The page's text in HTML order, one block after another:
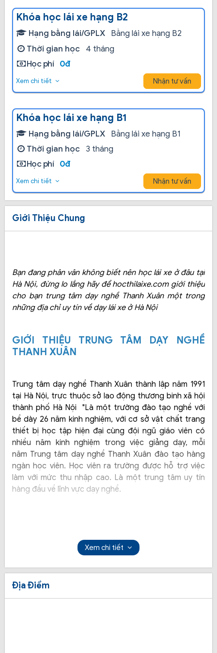
Khóa học lái xe hạng B2
Hạng bằng lái/GPLX
Bằng lái xe hạng B2
Thời gian học
4 tháng
Học phí
0đ
Xem chi tiết Nhận tư vấn
Khóa học lái xe hạng B1
Hạng bằng lái/GPLX
Bằng lái xe hạng B1
Thời gian học
3 tháng
Học phí
0đ
Xem chi tiết Nhận tư vấn
Giới Thiệu Chung
Bạn đang phân vân không biết nên học lái xe ở đâu tại
Hà Nội, đừng lo lắng hãy để hocthilaixe.com giới thiệu
cho bạn trung tâm dạy nghề Thanh Xuân một trong
những địa chỉ uy tín về dạy lái xe ở Hà Nội
GIỚI THIỆU TRUNG TÂM DẠY NGHỀ
THANH XUÂN
Trung tâm dạy nghề Thanh Xuân thành lập năm 1991
tại Hà Nội, trực thuộc sở lao động thương binh xã hội
thành phố Hà Nội "Là một trường đào tạo nghề với
bề dày 26 năm kinh nghiệm, với cơ sở vật chất trang
thiết bị học tập hiện đại cùng đội ngũ giáo viên có
nhiều năm kinh nghiệm trong việc giảng dạy, mỗi
năm Trung tâm dạy nghề Thanh Xuân đào tạo hàng
ngàn học viên. Học viên ra trường được hỗ trợ việc
làm với mức thu nhập cao. Là một trung tâm uy tín
hàng đầu về lĩnh vực dạy nghề.
Xem chi tiết
Địa Điểm